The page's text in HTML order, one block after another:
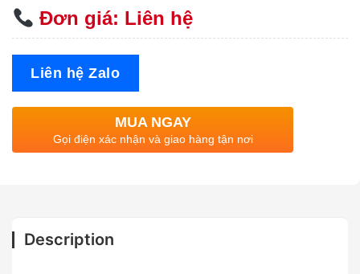
Đơn giá: Liên hệ
Liên hệ Zalo
MUA NGAY
Gọi điện xác nhận và giao hàng tận nơi
Description